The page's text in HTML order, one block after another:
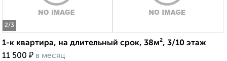
2/3
1-к квартира, на длительный срок, 38м², 3/10 этаж
11 500 ₽ в месяц